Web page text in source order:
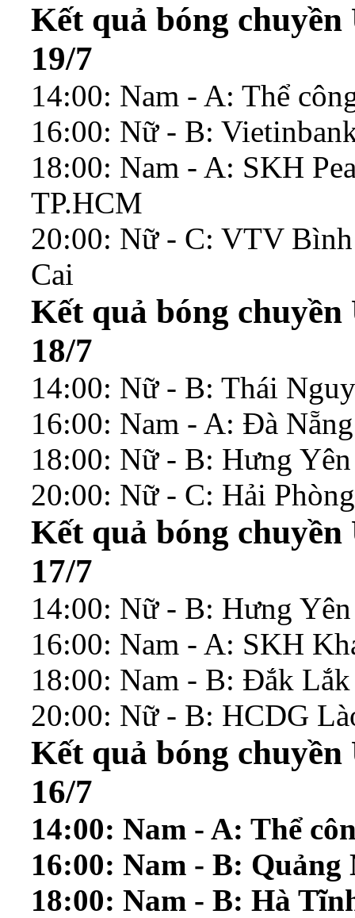
Kết quả bóng chuyền
19/7
14:00: Nam - A: Thể
16:00: Nữ - B:
18:00: Nam - A: SKH
TP.HCM
20:00: Nữ - C: VTV
Cai
Kết quả bóng chuyền
18/7
14:00: Nữ - B: Thái
16:00: Nam - A: Đà
18:00: Nữ - B: Hưng
20:00: Nữ - C: Hải
Kết quả bóng chuyền
17/7
14:00: Nữ - B: Hưng
16:00: Nam - A: SKH
18:00: Nam - B: Đắk
20:00: Nữ - B: HCDG
Kết quả bóng chuyền
16/7
14:00: Nam - A: Thể
16:00: Nam - B:
18:00: Nam - B: Hà